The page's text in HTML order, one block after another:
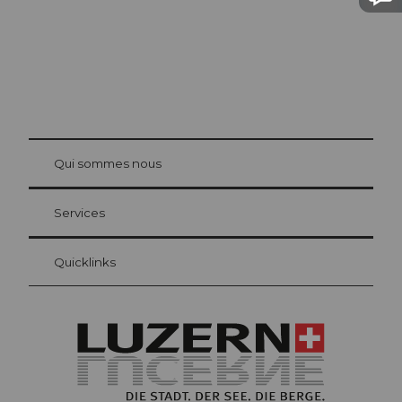
Carte d’hôte Lucerne
Vos avantages en tant qu'hôte pour la nuit
at Bre
Qui sommes nous
Services
Quicklinks